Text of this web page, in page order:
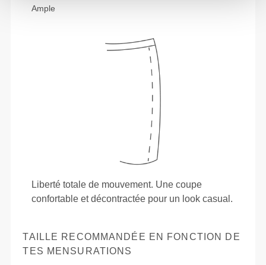
Ample
Liberté totale de mouvement. Une coupe
confortable et décontractée pour un look casual.
TAILLE RECOMMANDÉE EN FONCTION DE
TES MENSURATIONS